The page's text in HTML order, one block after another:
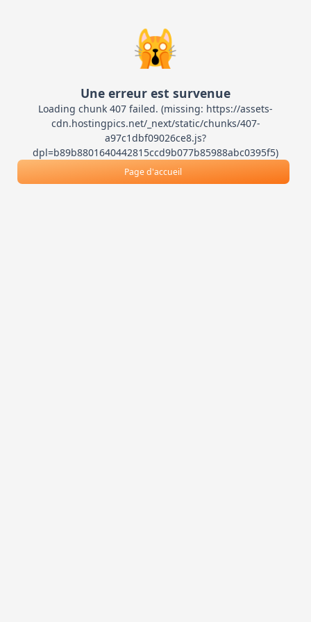
🙀
Une erreur est survenue
Loading chunk 407 failed. (missing: https://assets-
cdn.hostingpics.net/_next/static/chunks/407-
a97c1dbf09026ce8.js?
dpl=b89b8801640442815ccd9b077b85988abc0395f5)
Page d'accueil